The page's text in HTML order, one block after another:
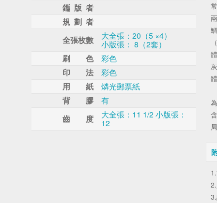
鑴 版 者
規 劃 者
全張枚數
大全張：20（5 ×4）
小版張： 8（2套）
刷 色
彩色
印 法
彩色
用 紙
燐光郵票紙
背 膠
有
齒 度
大全張：11 1/2 小版張：
12